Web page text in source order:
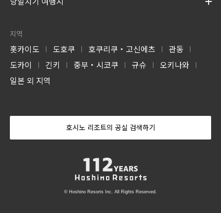
지역
홋카이도 | 도호쿠 | 호쿠리쿠・고신에츠 | 관동 |
도카이 | 긴키 | 중부・시코쿠 | 규슈 | 오키나와 |
일본 외 지역
호시노 리조트의 공실 검색하기
© Hoshino Resorts Inc. All Rights Reserved.